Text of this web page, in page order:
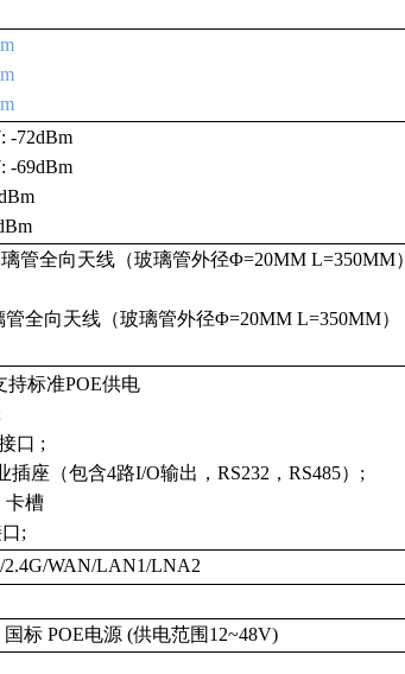
-72dBm
-69dBm
管全向天线（玻璃管外径Φ=20MM L=350MM）
管全向天线（玻璃管外径Φ=20MM L=350MM）
持标准POE供电
口 ;
插座（包含4路I/O输出，RS232，RS485）;
卡槽
;
2.4G/WAN/LAN1/LNA2
标 POE电源 (供电范围12~48V)